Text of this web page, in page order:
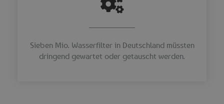
Sieben Mio. Wasserfilter in Deutschland müssten
dringend gewartet oder getauscht werden.